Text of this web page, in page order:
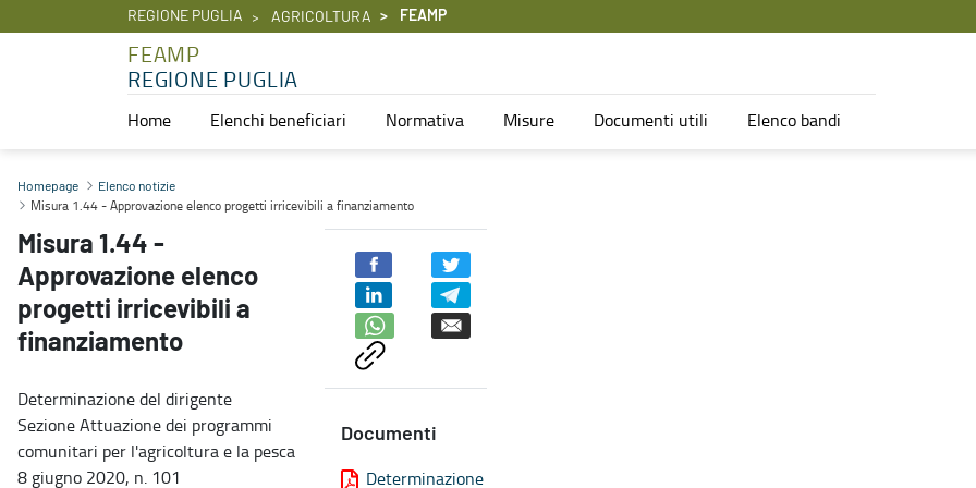
REGIONE PUGLIA AGRICOLTURA FEAMP
FEAMP
REGIONE PUGLIA
Home Elenchi beneficiari Normativa Misure Documenti utili Elenco bandi
Misura 1.44 - Approvazione elenco progetti irricevibili a finanziamento - FEAMP
Homepage Elenco notizie
Misura 1.44 - Approvazione elenco progetti irricevibili a finanziamento
Misura 1.44 -
Approvazione elenco
progetti irricevibili a
finanziamento
Determinazione del dirigente
Sezione Attuazione dei programmi
comunitari per l'agricoltura e la pesca
8 giugno 2020, n. 101
Documenti
Determinazione